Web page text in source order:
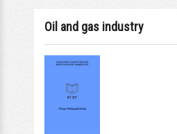
Oil and gas industry